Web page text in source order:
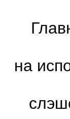
на